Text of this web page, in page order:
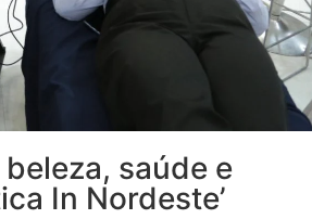
saúde e
In Nordeste’